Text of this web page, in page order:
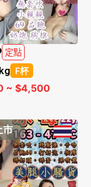
定點
F杯
~ $4,500
市